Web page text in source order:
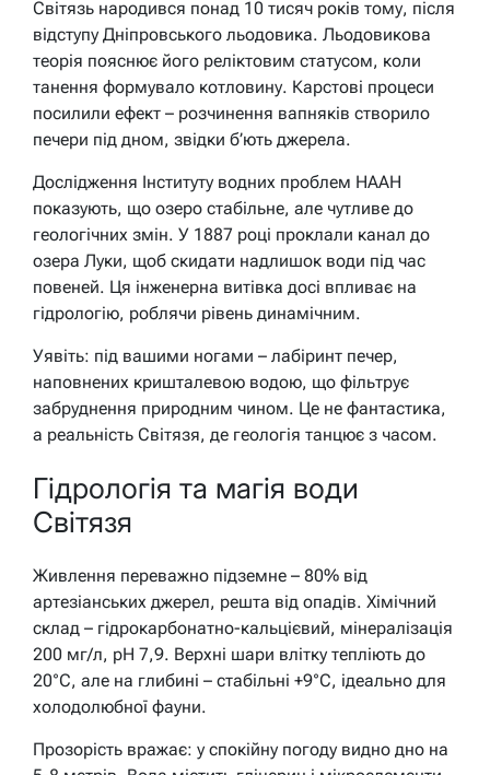
Світязь народився понад 10 тисяч років тому, після
відступу Дніпровського льодовика. Льодовикова
теорія пояснює його реліктовим статусом, коли
танення формувало котловину. Карстові процеси
посилили ефект – розчинення вапняків створило
печери під дном, звідки б’ють джерела.
Дослідження Інституту водних проблем НААН
показують, що озеро стабільне, але чутливе до
геологічних змін. У 1887 році проклали канал до
озера Луки, щоб скидати надлишок води під час
повеней. Ця інженерна витівка досі впливає на
гідрологію, роблячи рівень динамічним.
Уявіть: під вашими ногами – лабіринт печер,
наповнених кришталевою водою, що фільтрує
забруднення природним чином. Це не фантастика,
а реальність Світязя, де геологія танцює з часом.
Гідрологія та магія води
Світязя
Живлення переважно підземне – 80% від
артезіанських джерел, решта від опадів. Хімічний
склад – гідрокарбонатно-кальцієвий, мінералізація
200 мг/л, pH 7,9. Верхні шари влітку тепліють до
20°C, але на глибині – стабільні +9°C, ідеально для
холодолюбної фауни.
Прозорість вражає: у спокійну погоду видно дно на